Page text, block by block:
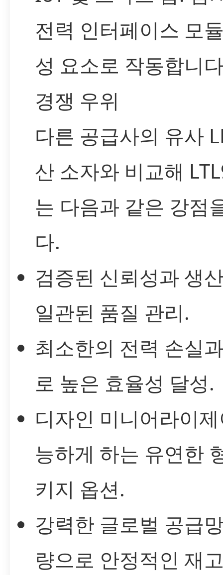
전력 인터페이스 모
성 요소로 작동합니
경쟁 우위
다른 공급사의 유사
산 소자와 비교해
는 다음과 같은 강점
다.
검증된 신뢰성과 생
일관된 품질 관리.
최소한의 전력 손실
로 높은 효율성 달성.
디자인 미니어라이
능하게 하는 유연한
키지 옵션.
강력한 글로벌 공급
량으로 안정적인 재